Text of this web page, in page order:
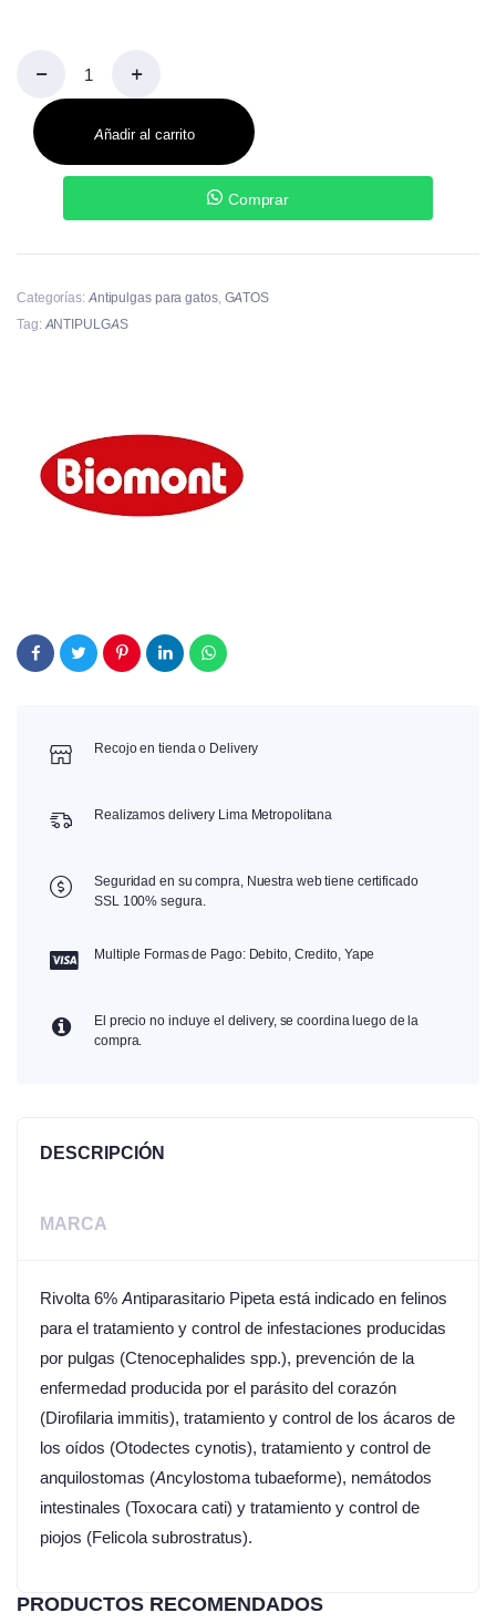
Añadir al carrito
Comprar
Categorías: Antipulgas para gatos, GATOS
Tag: ANTIPULGAS
Recojo en tienda o Delivery
Realizamos delivery Lima Metropolitana
Seguridad en su compra, Nuestra web tiene certificado
SSL 100% segura.
Multiple Formas de Pago: Debito, Credito, Yape
El precio no incluye el delivery, se coordina luego de la
compra.
DESCRIPCIÓN
MARCA
Rivolta 6% Antiparasitario Pipeta está indicado en felinos
para el tratamiento y control de infestaciones producidas
por pulgas (Ctenocephalides spp.), prevención de la
enfermedad producida por el parásito del corazón
(Dirofilaria immitis), tratamiento y control de los ácaros de
los oídos (Otodectes cynotis), tratamiento y control de
anquilostomas (Ancylostoma tubaeforme), nemátodos
intestinales (Toxocara cati) y tratamiento y control de
piojos (Felicola subrostratus).
PRODUCTOS RECOMENDADOS